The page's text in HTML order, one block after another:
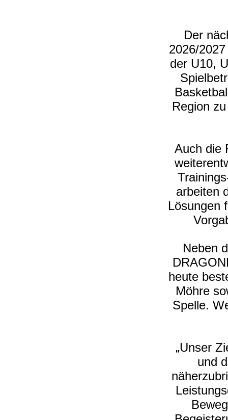
Der
2026/
der U10,
Region
Auch die
arbeiten
Lösungen
Neben
heute
Möhre
Spelle.
„Unser
und